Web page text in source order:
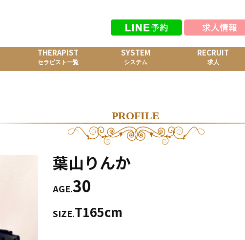
THERAPIST
セラピスト一覧
SYSTEM
システム
RECRUIT
求人
PROFILE
葉山りんか
AGE.30
SIZE.T165cm